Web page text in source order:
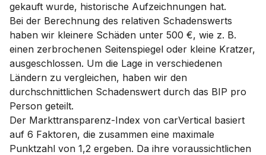
gekauft wurde, historische Aufzeichnungen hat.
Bei der Berechnung des relativen Schadenswerts
haben wir kleinere Schäden unter 500 €, wie z. B.
einen zerbrochenen Seitenspiegel oder kleine Kratzer,
ausgeschlossen. Um die Lage in verschiedenen
Ländern zu vergleichen, haben wir den
durchschnittlichen Schadenswert durch das BIP pro
Person geteilt.
Der Markttransparenz-Index von carVertical basiert
auf 6 Faktoren, die zusammen eine maximale
Punktzahl von 1,2 ergeben. Da ihre voraussichtlichen